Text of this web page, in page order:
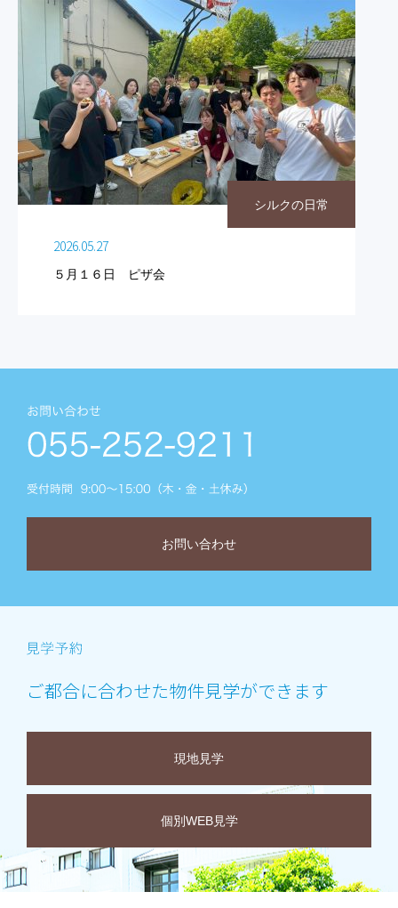
シルクの日常
2026.05.27
５月１６日 ピザ会
お問い合わせ
ご都合に合わせた物件見学ができます
現地見学
個別WEB見学